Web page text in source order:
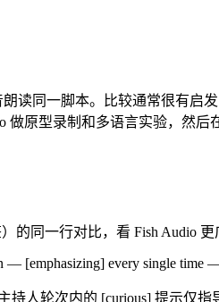
读同一脚本。比较通常很有启
原型录制和多语言实验，然后
同一行对比，看 Fish Audio 更
— [emphasizing] every single time
人轮次内的 [curious] 提示仅指